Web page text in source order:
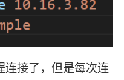
接了，但是每次连